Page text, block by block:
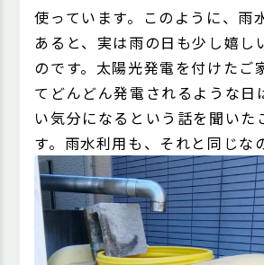
使っています。このように、雨
あると、実は雨の日も少し嬉し
のです。太陽光発電を付けたご
てどんどん発電されるような日
い気分になるという話を聞いた
す。雨水利用も、それと同じな